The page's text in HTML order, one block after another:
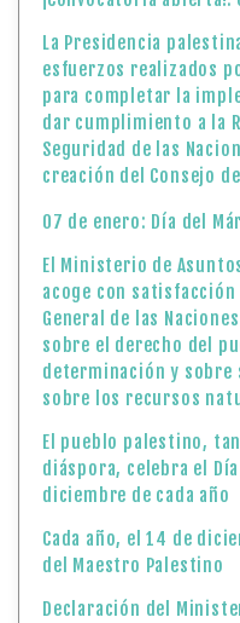
La Presidencia
esfuerzos realizados
para completar la
dar cumplimiento a la
Seguridad de las
creación del Consejo
07 de enero: Día del
El Ministerio de
acoge con
General de las
sobre el derecho del
determinación y sobre
sobre los recursos
El pueblo palestino,
diáspora, celebra el
diciembre de cada año
Cada año, el 14 de
del Maestro Palestino
Declaración del